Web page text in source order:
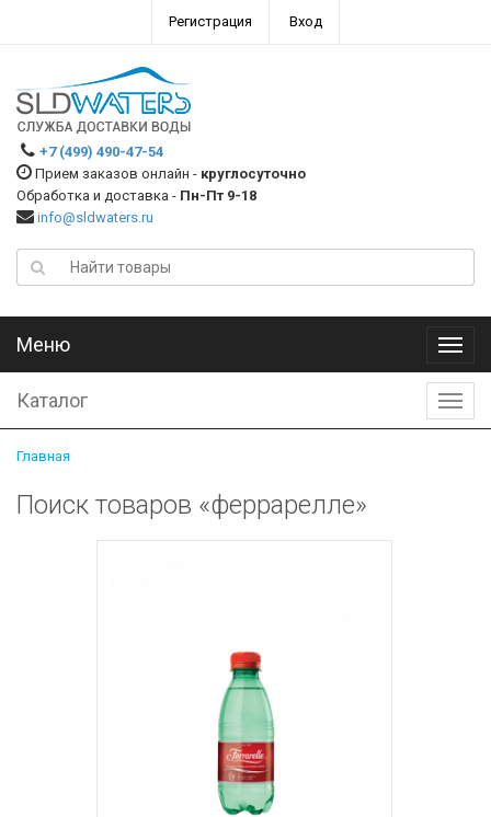
Регистрация Вход
+7 (499) 490-47-54
Прием заказов онлайн - круглосуточно
Обработка и доставка - Пн-Пт 9-18
info@sldwaters.ru
Меню
Меню
Каталог
Главная
Поиск товаров «феррарелле»